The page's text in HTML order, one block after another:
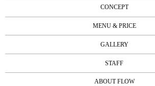
CONCEPT
MENU & PRICE
GALLERY
STAFF
ABOUT FLOW